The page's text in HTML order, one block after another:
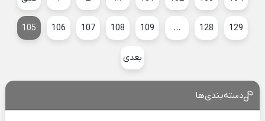
105 106 107 108 109 … 128 129
بعدی
دسته‌بندی‌ها